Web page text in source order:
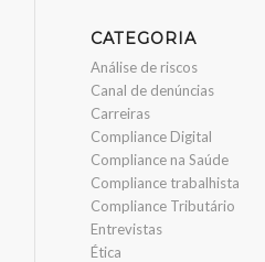
CATEGORIA
Análise de riscos
Canal de denúncias
Carreiras
Compliance Digital
Compliance na Saúde
Compliance trabalhista
Compliance Tributário
Entrevistas
Ética